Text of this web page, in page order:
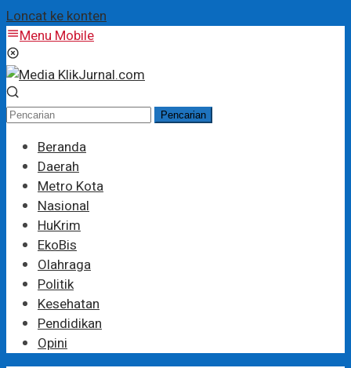
Loncat ke konten
Menu Mobile
Pencarian
Beranda
Daerah
Metro Kota
Nasional
HuKrim
EkoBis
Olahraga
Politik
Kesehatan
Pendidikan
Opini